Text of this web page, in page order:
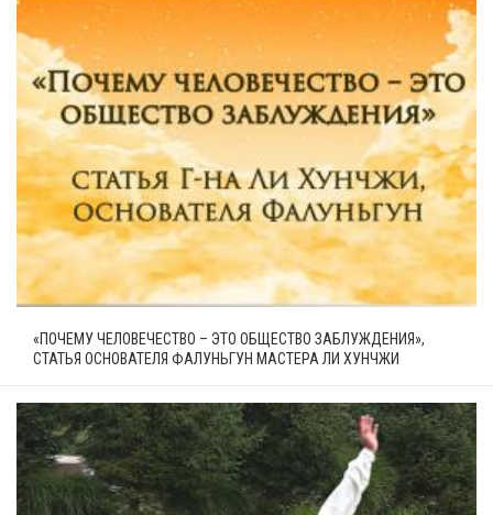
«ПОЧЕМУ ЧЕЛОВЕЧЕСТВО – ЭТО ОБЩЕСТВО ЗАБЛУЖДЕНИЯ»,
СТАТЬЯ ОСНОВАТЕЛЯ ФАЛУНЬГУН МАСТЕРА ЛИ ХУНЧЖИ